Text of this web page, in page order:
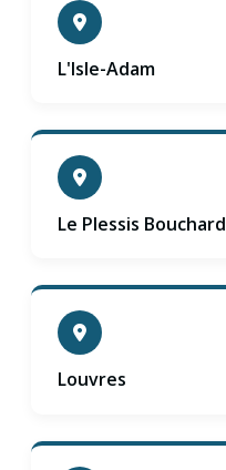
L'Isle-Adam
Le Plessis Bouchard
Louvres